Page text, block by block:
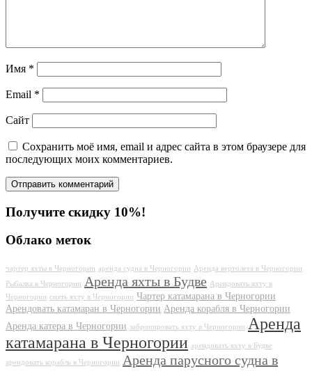
Имя *
Email *
Сайт
Сохранить моё имя, email и адрес сайта в этом браузере для
последующих моих комментариев.
Получите скидку 10%!
Облако меток
чартер яхты в Черногории аренда судна в Черногории Аренда вертолета в Черногории
Рыбалка в Черногории
Аренда яхты в Будве Арендовать яхту в
Черногории снять яхту в Черногории Чартер катамарана в Черногории
Арендовать катамаран в Черногории Аренда корабля в Черногории
Аренда катера в Черногории забронировать яхту в Черногории
Аренда
катамарана в Черногории арендовать яхту в Будве
арендовать корабль в Черногории
Аренда парусного судна в